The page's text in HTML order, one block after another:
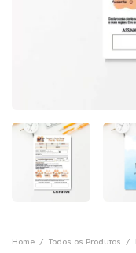
Home / Todos os Produtos /